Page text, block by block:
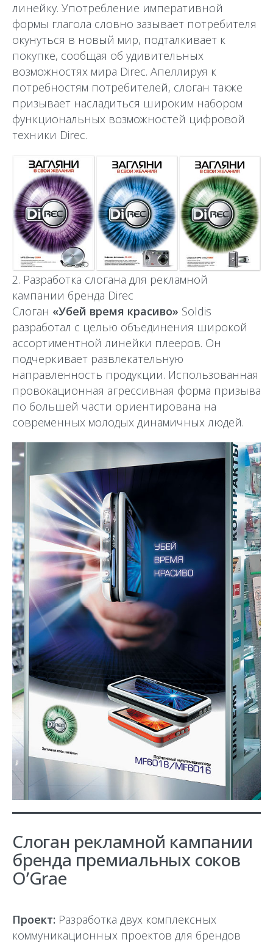
линейку. Употребление императивной
формы глагола словно зазывает потребителя
окунуться в новый мир, подталкивает к
покупке, сообщая об удивительных
возможностях мира Direc. Апеллируя к
потребностям потребителей, слоган также
призывает насладиться широким набором
функциональных возможностей цифровой
техники Direc.
2. Разработка слогана для рекламной
кампании бренда Direc
Слоган «Убей время красиво» Soldis
разработал с целью объединения широкой
ассортиментной линейки плееров. Он
подчеркивает развлекательную
направленность продукции. Использованная
провокационная агрессивная форма призыва
по большей части ориентирована на
современных молодых динамичных людей.
Слоган рекламной кампании
бренда премиальных соков
O’Grae
Проект: Разработка двух комплексных
коммуникационных проектов для брендов